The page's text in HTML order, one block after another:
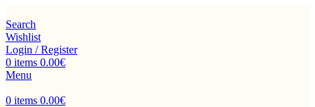
Search
Wishlist
Login / Register
0 items 0.00€
Menu
0 items 0.00€